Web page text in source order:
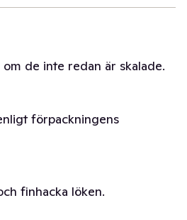
om de inte redan är skalade.
förpackningens
finhacka löken.